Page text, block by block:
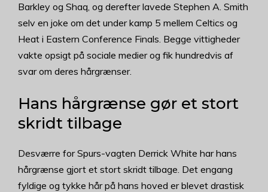
Barkley og Shaq, og derefter lavede Stephen A. Smith
selv en joke om det under kamp 5 mellem Celtics og
Heat i Eastern Conference Finals. Begge vittigheder
vakte opsigt på sociale medier og fik hundredvis af
svar om deres hårgrænser.
Hans hårgrænse gør et stort
skridt tilbage
Desværre for Spurs-vagten Derrick White har hans
hårgrænse gjort et stort skridt tilbage. Det engang
fyldige og tykke hår på hans hoved er blevet drastisk